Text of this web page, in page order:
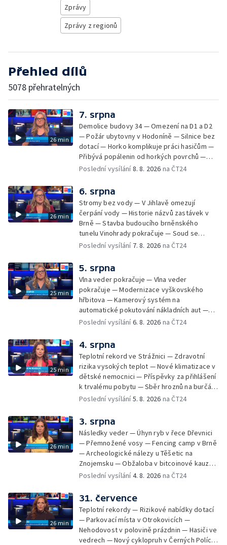
Zprávy
Zprávy z regionů
Přehled dílů
5078 přehratelných
26 min
7. srpna
Demolice budovy 34 — Omezení na D1 a D2
— Požár ubytovny v Hodoníně — Silnice bez
dotací — Horko komplikuje práci hasičům —
Přibývá popálenin od horkých povrchů —
Začíná prodej burčáku — Vedra komplikují
Poslední vysílání8. 8. 2026 na ČT24
26 min
6. srpna
Stromy bez vody — V Jihlavě omezují
čerpání vody — Historie názvů zastávek v
Brně — Stavba budoucího brněnského
tunelu Vinohrady pokračuje — Soud se
žhářem zlínského baru — Odložení bourání
Czech Rally Zlín — Začal 7. ročník festivalu
Pop Messe — Přestavba mostu v Hodoníně
— Fenomén památníčků
Poslední vysílání 7. 8. 2026 na ČT24
25 min
5. srpna
Vlna veder pokračuje — Vlna veder
pokračuje — Modernizace vyškovského
hřbitova — Kamerový systém na
automatické pokutování nákladních aut —
Demolice vyhořelé budovy ve Zlíně — Případ
stadionu na Vyškovsku — Výstraha před
bouřkami — Brno hostí Mezinárodní kytarový
festival — Očkování po kousnutí netopýrem
Poslední vysílání6. 8. 2026 na ČT24
25 min
4. srpna
Teplotní rekord ve Strážnici — Zdravotní
rizika vysokých teplot — Nové klimatizace v
dětské nemocnici — Příspěvky za přihlášení
k trvalému pobytu — Sběr hroznů na burčák
— Dokončení oprav vedení — Skončil termín
vody v obcích — Vyschlá koryta potoků —
Sdílení strážníků na Brněnsku
Poslední vysílání5. 8. 2026 na ČT24
26 min
3. srpna
Následky veder — Úhyn ryb v řece Dřevnici
— Přemnožené vosy — Fencing camp v Brně
— Archeologické nálezy u Těšetic na
Znojemsku — Obžaloba v bitcoinové kauze
— Přestavba silnice přes Bzenec na
Zašové — Letní opravy divadel — Český hlas
ve vesmíru
Poslední vysílání4. 8. 2026 na ČT24
26 min
31. července
Teplotní rekordy — Rizikové nabídky dotací
— Parkovací místa v Otrokovicích —
Nehodovost v polovině prázdnin — Hasiči ve
vedrech — Nový cyklopruh v Černých Polích